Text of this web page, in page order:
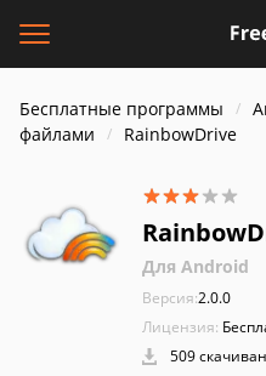
Бесплатные программы
файлами
RainbowDrive
Для Android
Версия:2.0.0
Лицензия:
509